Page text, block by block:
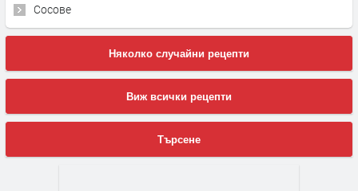
Сосове
Няколко случайни рецепти
Виж всички рецепти
Търсене